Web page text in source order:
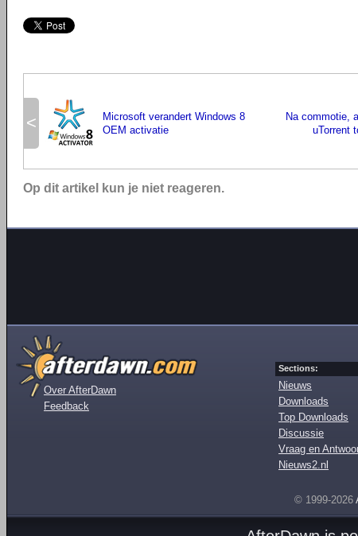
<
Microsoft verandert Windows 8
OEM activatie
Na commotie,
uTorrent
Op dit artikel kun je niet reageren.
Over AfterDawn
Feedback
Sections:
Nieuws
Downloads
Top Downloads
Discussie
Vraag en
Nieuws2.nl
© 1999-2026